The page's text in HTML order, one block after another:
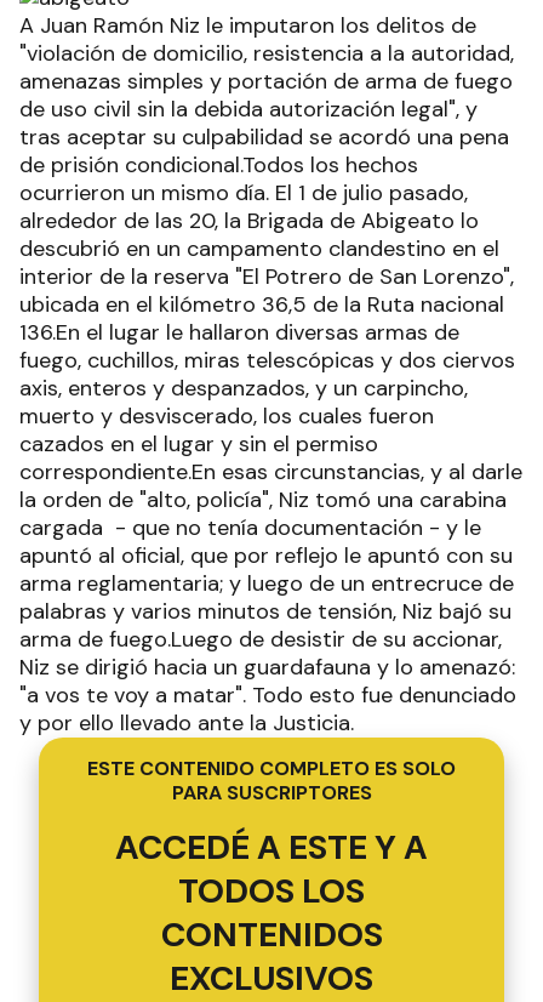
A Juan Ramón Niz le imputaron los delitos de
"violación de domicilio, resistencia a la autoridad,
amenazas simples y portación de arma de fuego
de uso civil sin la debida autorización legal", y
tras aceptar su culpabilidad se acordó una pena
de prisión condicional.Todos los hechos
ocurrieron un mismo día. El 1 de julio pasado,
alrededor de las 20, la Brigada de Abigeato lo
descubrió en un campamento clandestino en el
interior de la reserva "El Potrero de San Lorenzo",
ubicada en el kilómetro 36,5 de la Ruta nacional
136.En el lugar le hallaron diversas armas de
fuego, cuchillos, miras telescópicas y dos ciervos
axis, enteros y despanzados, y un carpincho,
muerto y desviscerado, los cuales fueron
cazados en el lugar y sin el permiso
correspondiente.En esas circunstancias, y al darle
la orden de "alto, policía", Niz tomó una carabina
cargada - que no tenía documentación - y le
apuntó al oficial, que por reflejo le apuntó con su
arma reglamentaria; y luego de un entrecruce de
palabras y varios minutos de tensión, Niz bajó su
arma de fuego.Luego de desistir de su accionar,
Niz se dirigió hacia un guardafauna y lo amenazó:
"a vos te voy a matar". Todo esto fue denunciado
y por ello llevado ante la Justicia.
ESTE CONTENIDO COMPLETO ES SOLO
PARA SUSCRIPTORES
ACCEDÉ A ESTE Y A
TODOS LOS
CONTENIDOS
EXCLUSIVOS